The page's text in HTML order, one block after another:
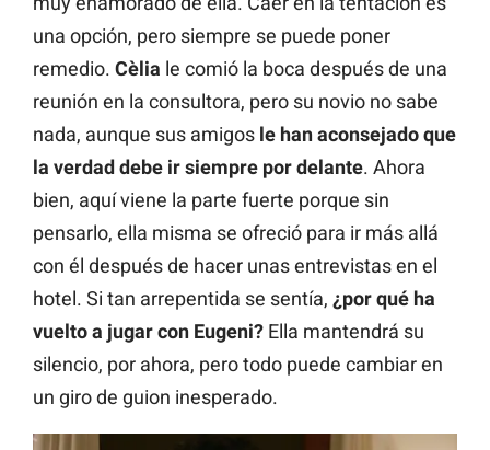
una opción, pero siempre se puede poner
remedio. Cèlia le comió la boca después de una
reunión en la consultora, pero su novio no sabe
nada, aunque sus amigos le han aconsejado que
la verdad debe ir siempre por delante. Ahora
bien, aquí viene la parte fuerte porque sin
pensarlo, ella misma se ofreció para ir más allá
con él después de hacer unas entrevistas en el
hotel. Si tan arrepentida se sentía, ¿por qué ha
vuelto a jugar con Eugeni? Ella mantendrá su
silencio, por ahora, pero todo puede cambiar en
un giro de guion inesperado.